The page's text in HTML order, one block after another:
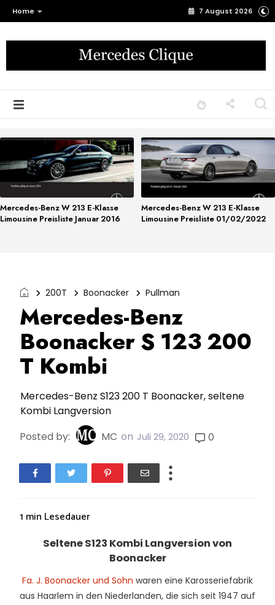
Home 7 August 2026
Mercedes-Benz W 213 E-Klasse
Limousine Preisliste Januar 2016
Mercedes-Benz W 213 E-Klasse
Limousine Preisliste 01/02/2022
200T Boonacker Pullman
Mercedes-Benz
Boonacker S 123 200
T Kombi
Mercedes-Benz S123 200 T Boonacker, seltene
Kombi Langversion
Posted by:
MC on Juli 29, 2020 0
1 min Lesedauer
Seltene S123 Kombi Langversion von
Boonacker
Fa. J. Boonacker und Sohn waren eine Karosseriefabrik
aus Haarlem in den Niederlanden, die sich seit 1947 auf